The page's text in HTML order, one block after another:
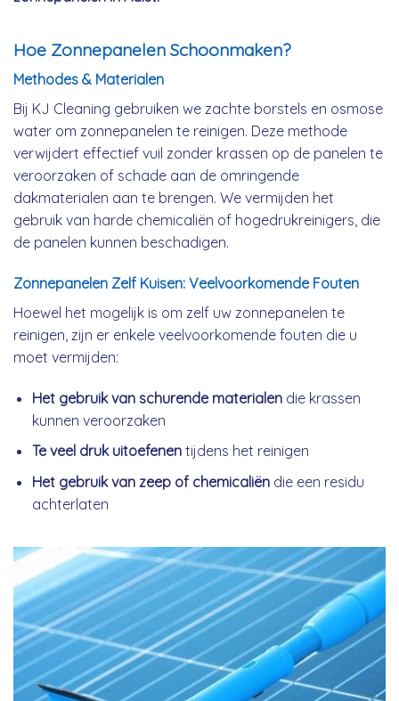
Hoe Zonnepanelen Schoonmaken?
Methodes & Materialen
Bij KJ Cleaning gebruiken we zachte borstels en osmose
water om zonnepanelen te reinigen. Deze methode
verwijdert effectief vuil zonder krassen op de panelen te
veroorzaken of schade aan de omringende
dakmaterialen aan te brengen. We vermijden het
gebruik van harde chemicaliën of hogedrukreinigers, die
de panelen kunnen beschadigen.
Zonnepanelen Zelf Kuisen: Veelvoorkomende Fouten
Hoewel het mogelijk is om zelf uw zonnepanelen te
reinigen, zijn er enkele veelvoorkomende fouten die u
moet vermijden:
Het gebruik van schurende materialendie krassen
kunnen veroorzaken
Te veel druk uitoefenentijdens het reinigen
Het gebruik van zeep of chemicaliëndie een residu
achterlaten